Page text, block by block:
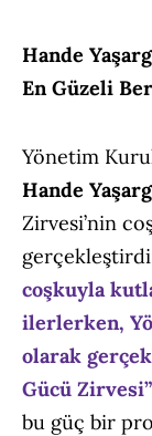
Hande
En Güzeli
Yönetim
Hande
Zirvesi’nin
coşkuyla
ilerlerken,
olarak
Gücü Zirvesi”
bu güç bir